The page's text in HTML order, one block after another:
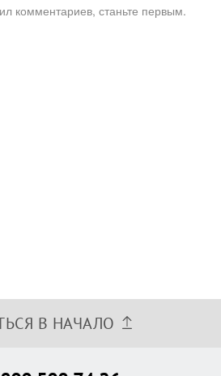
комментариев, станьте первым.
В НАЧАЛО